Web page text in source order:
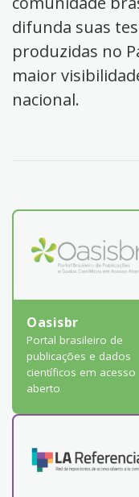
difunda suas
produzidas no
maior
nacional.
Oasisbr
Portal brasileiro de
publicações e dados
científicos em acesso
aberto